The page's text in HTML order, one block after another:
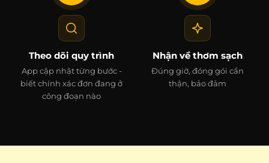
Theo dõi quy trình
App cập nhật từng bước -
biết chính xác đơn đang ở
công đoạn nào
Nhận về thơm sạch
Đúng giờ, đóng gói cẩn
thận, bảo đảm